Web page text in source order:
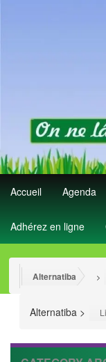
Accueil Agenda
Adhérez en ligne
Alternatiba >
Alternatiba >